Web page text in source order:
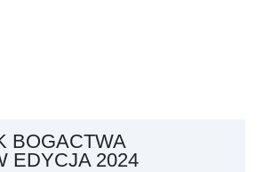
BOGACTWA
EDYCJA 2024